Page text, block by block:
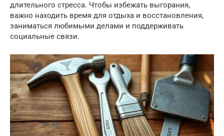
длительного стресса. Чтобы избежать выгорания,
важно находить время для отдыха и восстановления,
заниматься любимыми делами и поддерживать
социальные связи.